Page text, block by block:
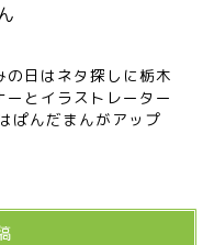
日はネタ探しに栃木
とイラストレーター
ぱんだまんがアップ